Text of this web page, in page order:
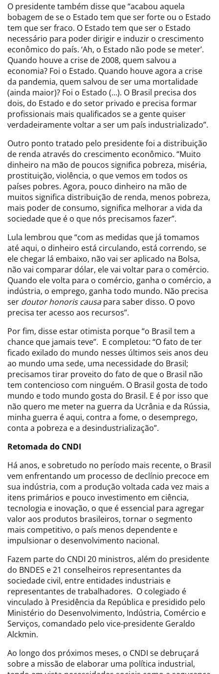
O presidente também disse que “acabou aquela
bobagem de se o Estado tem que ser forte ou o Estado
tem que ser fraco. O Estado tem que ser o Estado
necessário para poder dirigir e induzir o crescimento
econômico do país. ‘Ah, o Estado não pode se meter’.
Quando houve a crise de 2008, quem salvou a
economia? Foi o Estado. Quando houve agora a crise
da pandemia, quem salvou de ser uma mortalidade
(ainda maior)? Foi o Estado (…). O Brasil precisa dos
dois, do Estado e do setor privado e precisa formar
profissionais mais qualificados se a gente quiser
verdadeiramente voltar a ser um país industrializado”.
Outro ponto tratado pelo presidente foi a distribuição
de renda através do crescimento econômico. “Muito
dinheiro na mão de poucos significa pobreza, miséria,
prostituição, violência, o que vemos em todos os
países pobres. Agora, pouco dinheiro na mão de
muitos significa distribuição de renda, menos pobreza,
mais poder de consumo, significa melhorar a vida da
sociedade que é o que nós precisamos fazer”.
Lula lembrou que “com as medidas que já tomamos
até aqui, o dinheiro está circulando, está correndo, se
ele chegar lá embaixo, não vai ser aplicado na Bolsa,
não vai comparar dólar, ele vai voltar para o comércio.
Quando ele volta para o comércio, ganha o comércio, a
indústria, o emprego, ganha todo mundo. Não precisa
ser doutor honoris causapara saber disso. O povo
precisa ter acesso aos recursos”.
Por fim, disse estar otimista porque “o Brasil tem a
chance que jamais teve”. E completou: “O fato de ter
ficado exilado do mundo nesses últimos seis anos deu
ao mundo uma sede, uma necessidade do Brasil;
precisamos tirar proveito do fato de que o Brasil não
tem contencioso com ninguém. O Brasil gosta de todo
mundo e todo mundo gosta do Brasil. E é por isso que
não quero me meter na guerra da Ucrânia e da Rússia,
minha guerra é aqui, contra a fome, o desemprego,
conta a pobreza e a desindustrialização”.
Retomada do CNDI
Há anos, e sobretudo no período mais recente, o Brasil
vem enfrentando um processo de declínio precoce em
sua indústria, com a produção voltada cada vez mais a
itens primários e pouco investimento em ciência,
tecnologia e inovação, o que é essencial para agregar
valor aos produtos brasileiros, tornar o segmento
mais competitivo, o país menos dependente e
impulsionar o desenvolvimento nacional.
Fazem parte do CNDI 20 ministros, além do presidente
do BNDES e 21 conselheiros representantes da
sociedade civil, entre entidades industriais e
representantes de trabalhadores. O colegiado é
vinculado à Presidência da República e presidido pelo
Ministério do Desenvolvimento, Indústria, Comércio e
Serviços, comandado pelo vice-presidente Geraldo
Alckmin.
Ao longo dos próximos meses, o CNDI se debruçará
sobre a missão de elaborar uma política industrial,